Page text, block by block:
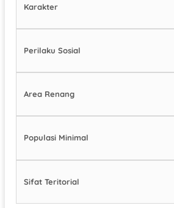
Karakter
Perilaku Sosial
Area Renang
Populasi Minimal
Sifat Teritorial